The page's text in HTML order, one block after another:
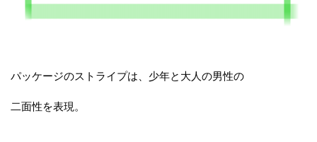
パッケージのストライプは、少年と大人の男性の
二面性を表現。